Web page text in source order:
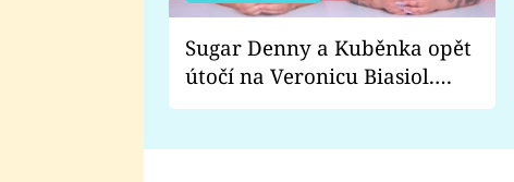
Sugar Denny a Kuběnka opět
útočí na Veronicu Biasiol.
Proč je podle nich falešná a